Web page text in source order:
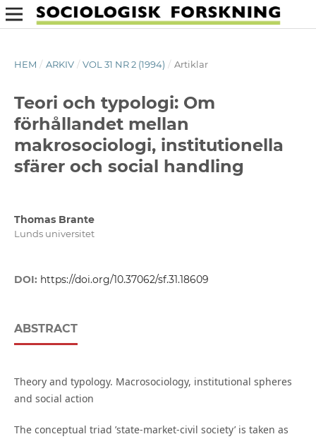
HEM / ARKIV / VOL 31 NR 2 (1994) / Artiklar
Teori och typologi: Om
förhållandet mellan
makrosociologi, institutionella
sfärer och social handling
Thomas Brante
Lunds universitet
DOI: https://doi.org/10.37062/sf.31.18609
ABSTRACT
Theory and typology. Macrosociology, institutional spheres
and social action
The conceptual triad ’state-market-civil society’ is taken as